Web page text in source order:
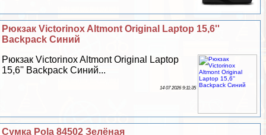
Рюкзак Victorinox Altmont Original Laptop 15,6''
Backpack Синий
Рюкзак Victorinox Altmont Original Laptop
15,6'' Backpack Синий...
14 07 2026 9:11:35
Сумка Pola 84502 Зелёная